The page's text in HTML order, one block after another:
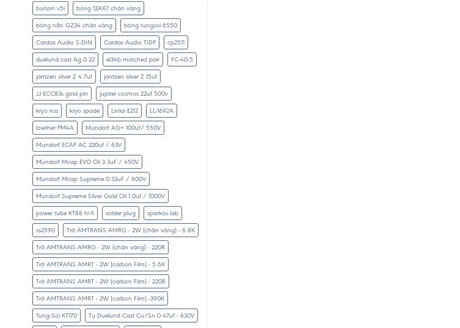
burson v5i bóng 12AX7 chân vàng
bóng nắn GZ34 chân vàng bóng tungsol 6550
Cardas Audio S-DIN Cardas Audio TIDP cp2511
duelund cast Ag 0.22 el34b matched pair FC-40-5
jantzen silver Z 4.7uf jantzen silver Z 15uf
JJ ECC83s gold pin jupiter cosmos 22uf 500v
kryo rca kryo spade Linlai E212 LL-1692A
lowther PM4A Mundorf AG+ 100uf/ 550V
Mundorf ECAP AC 220uf / 63V
Mundorf Mcap EVO Oil 3.3uF / 450V
Mundorf Mcap Supreme 0.33uF / 600V
Mundorf Supreme Silver Gold Oil 1.0uf / 1000V
power tube KT88 hi-fi solder plug sparkos lab
ss2590 Trở AMTRANS AMRG - 2W (chân vàng) - 6.8K
Trở AMTRANS AMRG - 2W (chân vàng) - 220R
Trở AMTRANS AMRT - 2W (carbon Film) - 5.6K
Trở AMTRANS AMRT - 2W (carbon Film) - 220R
Trở AMTRANS AMRT - 2W (carbon Film) -390K
Tung-Sol KT170 Tụ Duelund Cast Cu/Sn 0.47uf - 630V